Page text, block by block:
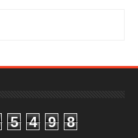
5 4 9 8